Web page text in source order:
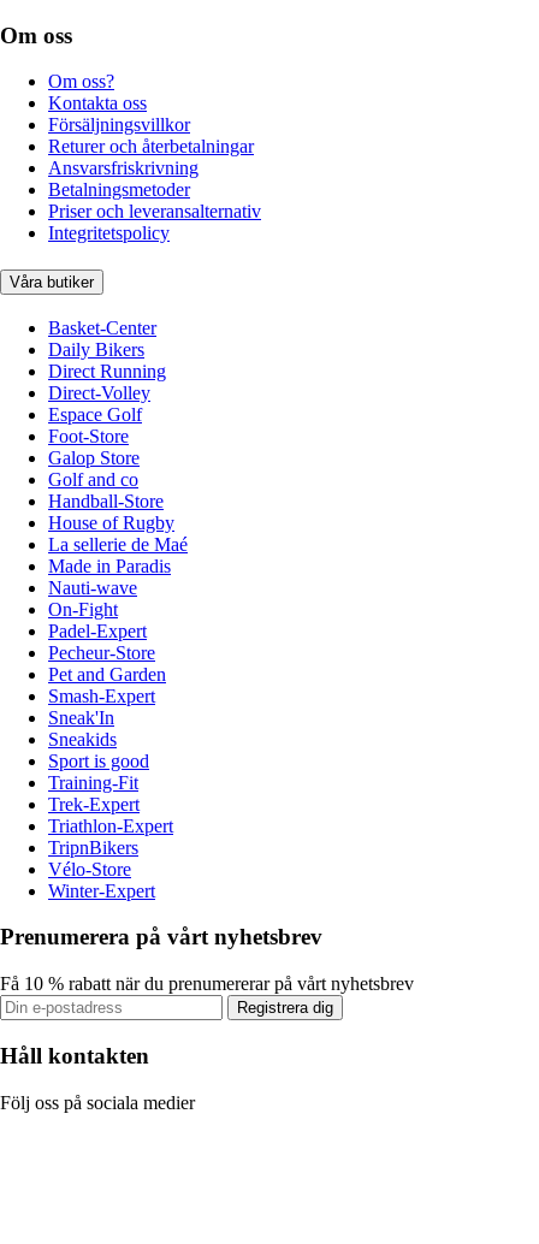
Om oss
Om oss?
Kontakta oss
Försäljningsvillkor
Returer och återbetalningar
Ansvarsfriskrivning
Betalningsmetoder
Priser och leveransalternativ
Integritetspolicy
Våra butiker
Basket-Center
Daily Bikers
Direct Running
Direct-Volley
Espace Golf
Foot-Store
Galop Store
Golf and co
Handball-Store
House of Rugby
La sellerie de Maé
Made in Paradis
Nauti-wave
On-Fight
Padel-Expert
Pecheur-Store
Pet and Garden
Smash-Expert
Sneak'In
Sneakids
Sport is good
Training-Fit
Trek-Expert
Triathlon-Expert
TripnBikers
Vélo-Store
Winter-Expert
Prenumerera på vårt nyhetsbrev
Få 10 % rabatt när du prenumererar på vårt nyhetsbrev
Registrera dig
Håll kontakten
Följ oss på sociala medier